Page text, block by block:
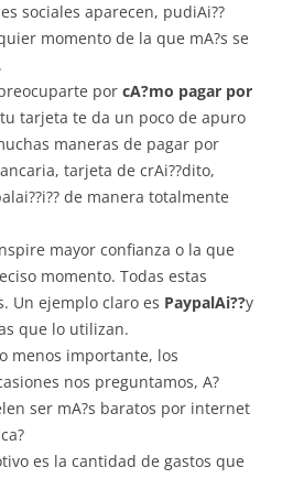
sociales aparecen, pudiAi??
momento de la que mA?s se
por cA?mo pagar por
tarjeta te da un poco de apuro
maneras de pagar por
tarjeta de crAi??dito,
de manera totalmente
mayor confianza o la que
momento. Todas estas
Un ejemplo claro es PaypalAi??y
que lo utilizan.
menos importante, los
nos preguntamos, A?
ser mA?s baratos por internet
es la cantidad de gastos que